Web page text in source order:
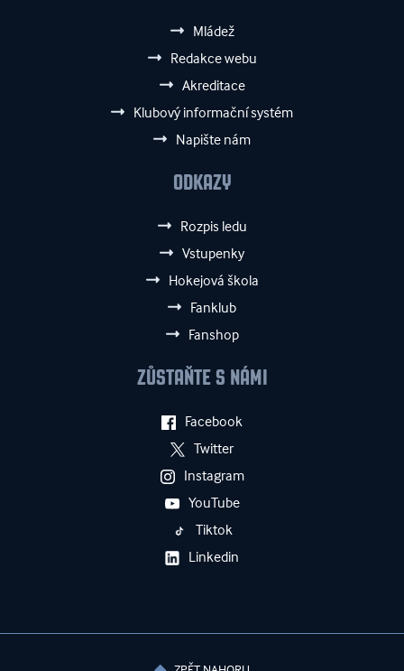
Mládež
Redakce webu
Akreditace
Klubový informační systém
Napište nám
ODKAZY
Rozpis ledu
Vstupenky
Hokejová škola
Fanklub
Fanshop
ZŮSTAŇTE S NÁMI
Facebook
Twitter
Instagram
YouTube
Tiktok
Linkedin